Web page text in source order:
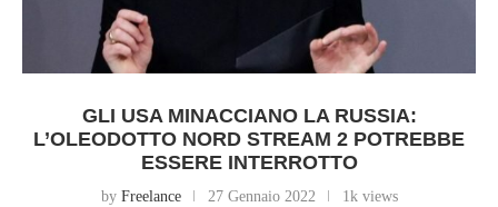
GLI USA MINACCIANO LA RUSSIA:
L’OLEODOTTO NORD STREAM 2 POTREBBE
ESSERE INTERROTTO
by Freelance 27 Gennaio 2022 1k views